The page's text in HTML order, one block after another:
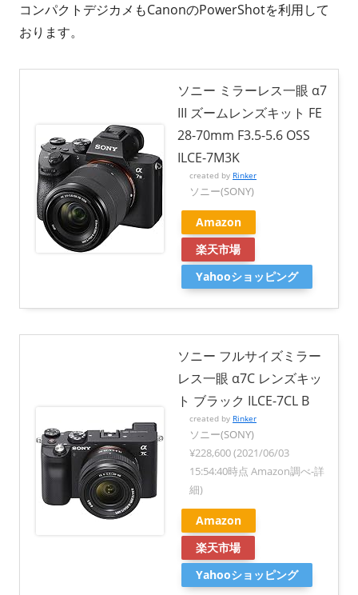
コンパクトデジカメもCanonのPowerShotを利用して
おります。
ソニー ミラーレス一眼 α7
III ズームレンズキット FE
28-70mm F3.5-5.6 OSS
ILCE-7M3K
created by Rinker
ソニー(SONY)
Amazon
楽天市場
Yahooショッピング
ソニー フルサイズミラー
レス一眼 α7C レンズキッ
ト ブラック ILCE-7CL B
created by Rinker
ソニー(SONY)
¥228,600(2021/06/03
15:54:40時点 Amazon調べ-詳
細)
Amazon
楽天市場
Yahooショッピング